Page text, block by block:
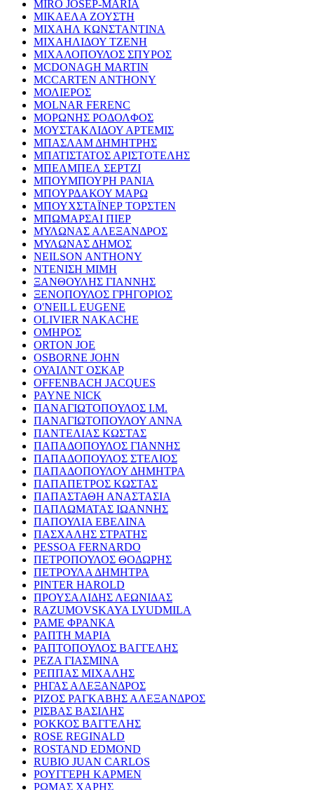
MIRO JOSEP-MARIA
ΜΙΚΑΕΛΑ ΖΟΥΣΤΗ
ΜΙΧΑΗΛ ΚΩΝΣΤΑΝΤΙΝΑ
ΜΙΧΑΗΛΙΔΟΥ ΤΖΕΝΗ
ΜΙΧΑΛΟΠΟΥΛΟΣ ΣΠΥΡΟΣ
MCDONAGH MARTIN
MCCARTEN ANTHONY
ΜΟΛΙΕΡΟΣ
MOLNAR FERENC
ΜΟΡΩΝΗΣ ΡΟΔΟΛΦΟΣ
ΜΟΥΣΤΑΚΛΙΔΟΥ ΑΡΤΕΜΙΣ
ΜΠΑΣΛΑΜ ΔΗΜΗΤΡΗΣ
ΜΠΑΤΙΣΤΑΤΟΣ ΑΡΙΣΤΟΤΕΛΗΣ
ΜΠΕΛΜΠΕΛ ΣΕΡΤΖΙ
ΜΠΟΥΜΠΟΥΡΗ ΡΑΝΙΑ
ΜΠΟΥΡΔΑΚΟΥ ΜΑΡΩ
ΜΠΟΥΧΣΤΑΪΝΕΡ ΤΟΡΣΤΕΝ
ΜΠΩΜΑΡΣΑΙ ΠΙΕΡ
ΜΥΛΩΝΑΣ ΑΛΕΞΑΝΔΡΟΣ
ΜΥΛΩΝΑΣ ΔΗΜΟΣ
NEILSON ANTHONY
ΝΤΕΝΙΣΗ ΜΙΜΗ
ΞΑΝΘΟΥΛΗΣ ΓΙΑΝΝΗΣ
ΞΕΝΟΠΟΥΛΟΣ ΓΡΗΓΟΡΙΟΣ
O'NEILL EUGENE
OLIVIER NAKACHE
ΟΜΗΡΟΣ
ORTON JOE
OSBORNE JOHN
ΟΥΑΙΛΝΤ ΟΣΚΑΡ
OFFENBACH JACQUES
PAYNE NICK
ΠΑΝΑΓΙΩΤΟΠΟΥΛΟΣ Ι.Μ.
ΠΑΝΑΓΙΩΤΟΠΟΥΛΟΥ ΑΝΝΑ
ΠΑΝΤΕΛΙΑΣ ΚΩΣΤΑΣ
ΠΑΠΑΔΟΠΟΥΛΟΣ ΓΙΑΝΝΗΣ
ΠΑΠΑΔΟΠΟΥΛΟΣ ΣΤΕΛΙΟΣ
ΠΑΠΑΔΟΠΟΥΛΟΥ ΔΗΜΗΤΡΑ
ΠΑΠΑΠΕΤΡΟΣ ΚΩΣΤΑΣ
ΠΑΠΑΣΤΑΘΗ ΑΝΑΣΤΑΣΙΑ
ΠΑΠΛΩΜΑΤΑΣ ΙΩΑΝΝΗΣ
ΠΑΠΟΥΛΙΑ ΕΒΕΛΙΝΑ
ΠΑΣΧΑΛΗΣ ΣΤΡΑΤΗΣ
PESSOA FERNARDO
ΠΕΤΡΟΠΟΥΛΟΣ ΘΟΔΩΡΗΣ
ΠΕΤΡΟΥΛΑ ΔΗΜΗΤΡΑ
PINTER HAROLD
ΠΡΟΥΣΑΛΙΔΗΣ ΛΕΩΝΙΔΑΣ
RAZUMOVSKAYA LYUDMILA
ΡΑΜΕ ΦΡΑΝΚΑ
ΡΑΠΤΗ ΜΑΡΙΑ
ΡΑΠΤΟΠΟΥΛΟΣ ΒΑΓΓΕΛΗΣ
ΡΕΖΑ ΓΙΑΣΜΙΝΑ
ΡΕΠΠΑΣ ΜΙΧΑΛΗΣ
ΡΗΓΑΣ ΑΛΕΞΑΝΔΡΟΣ
ΡΙΖΟΣ ΡΑΓΚΑΒΗΣ ΑΛΕΞΑΝΔΡΟΣ
ΡΙΣΒΑΣ ΒΑΣΙΛΗΣ
ΡΟΚΚΟΣ ΒΑΓΓΕΛΗΣ
ROSE REGINALD
ROSTAND EDMOND
RUBIO JUAN CARLOS
ΡΟΥΓΓΕΡΗ ΚΑΡΜΕΝ
ΡΩΜΑΣ ΧΑΡΗΣ